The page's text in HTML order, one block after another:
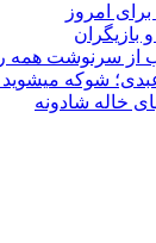
از سرنوشت همه
شوکه
خاله شادونه